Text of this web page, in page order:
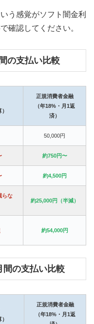
う感覚がソフト闇金利
確認してください。
の支払い比較
正規消費者金融
（年18%・月1返
済）
50,000円
約750円〜
約4,500円
らな
約25,000円（半減）
約54,000円
間の支払い比較
正規消費者金融
（年18%・月1返